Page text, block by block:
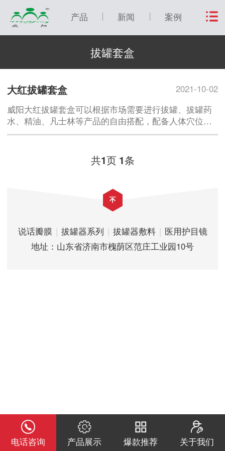
产品 新闻 案例
拔罐套盒
2021-10-02
大红拔罐套盒
威阳大红拔罐套盒可以根据市场需要进行拔罐、拔罐药
水、精油、凡士林等产品的自由搭配，配备人体穴位图
和使用指南及拔罐拔罐疗法，采取专用保健箱包装，深
共1页 1条
说话瓣膜 | 拔罐器系列 | 拔罐器敷料 | 医用护目镜
地址：山东省济南市槐荫区范庄工业园10号
电话咨询 产品展示 爆款推荐 关于我们